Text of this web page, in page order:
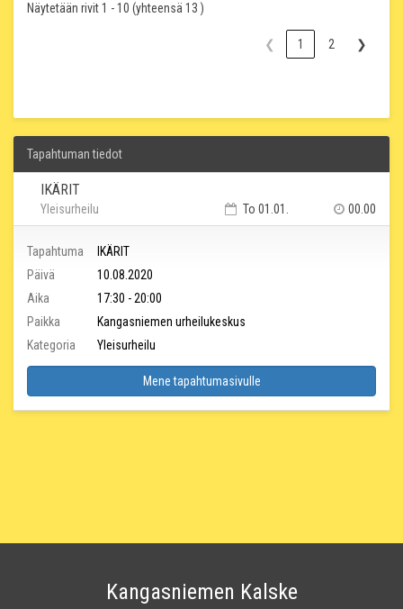
Näytetään rivit 1 - 10 (yhteensä 13 )
❮ 1 2 ❯
Tapahtuman tiedot
IKÄRIT
Yleisurheilu 00.00
To 01.01.
Tapahtuma
IKÄRIT
Päivä
10.08.2020
Aika
17:30 - 20:00
Paikka
Kangasniemen urheilukeskus
Kategoria
Yleisurheilu
Mene tapahtumasivulle
Kangasniemen Kalske